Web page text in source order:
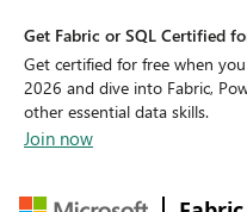
Get Fabric or SQL Certified
Get certified for free when
2026 and dive into Fabric,
other essential data skills.
Join now